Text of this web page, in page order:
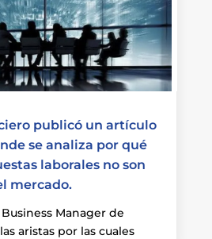
publicó un artículo
se analiza por qué
laborales no son
mercado.
Manager de
aristas por las cuales